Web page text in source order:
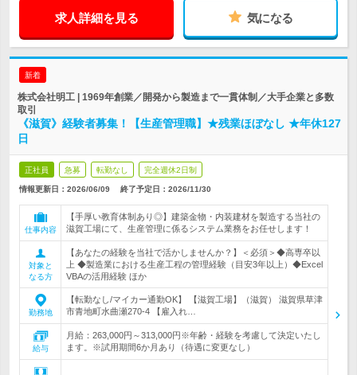
求人詳細を見る 気になる
新着
株式会社明工 | 1969年創業／開発から製造まで一貫体制／大手企業と多数
取引
《滋賀》経験者募集！【生産管理職】★残業ほぼなし ★年休127
日
正社員 急募 転勤なし 完全週休2日制
情報更新日：2026/06/09 終了予定日： 2026/11/30
仕事内容
【手厚い教育体制あり◎】建築金物・内装建材を製造する当社の
滋賀工場にて、生産管理に係るシステム業務をお任せします！
対象と
なる方
【あなたの経験を当社で活かしませんか？】＜必須＞◆高専卒以
上 ◆製造業における生産工程の管理経験（目安3年以上）◆Excel
VBAの活用経験 ほか
勤務地
【転勤なし/マイカー通勤OK】 【滋賀工場】（滋賀） 滋賀県草津
市青地町水曲瀬270-4 【雇入れ…
給与
月給：263,000円～313,000円※年齢・経験を考慮して決定いたし
ます。※試用期間6か月あり（待遇に変更なし）